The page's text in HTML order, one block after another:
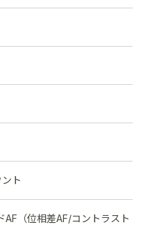
ト
AF（位相差AF/コントラスト